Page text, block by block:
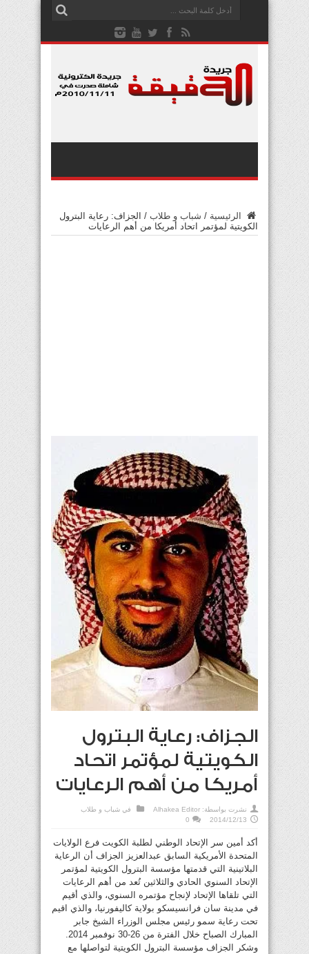
الرئيسية / شباب و طلاب / الجزاف: رعاية البترول
الكويتية لمؤتمر اتحاد أمريكا من أهم الرعايات
الجزاف: رعاية البترول
الكويتية لمؤتمر اتحاد
أمريكا من أهم الرعايات
نشرت بواسطة: Alhakea Editor في شباب و طلاب
2014/12/13
0
أكد أمين سر الإتحاد الوطني لطلبة الكويت فرع الولايات
المتحدة الأمريكية السابق عبدالعزيز الجزاف أن الرعاية
البلاتينية التي قدمتها مؤسسة البترول الكويتية لمؤتمر
الإتحاد السنوي الحادي والثلاثين تُعد من أهم الرعايات
التي تلقاها الإتحاد لإنجاح مؤتمره السنوي، والذي أقيم
في مدينة سان فرانسيسكو بولاية كاليفورنيا، والذي اقيم
تحت رعاية سمو رئيس مجلس الوزراء الشيخ جابر
المبارك الصباح خلال الفترة من 26-30 نوفمبر 2014.
وشكر الجزاف مؤسسة البترول الكويتية لتواصلها مع